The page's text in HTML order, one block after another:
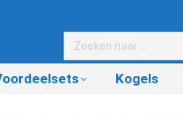
Kogels